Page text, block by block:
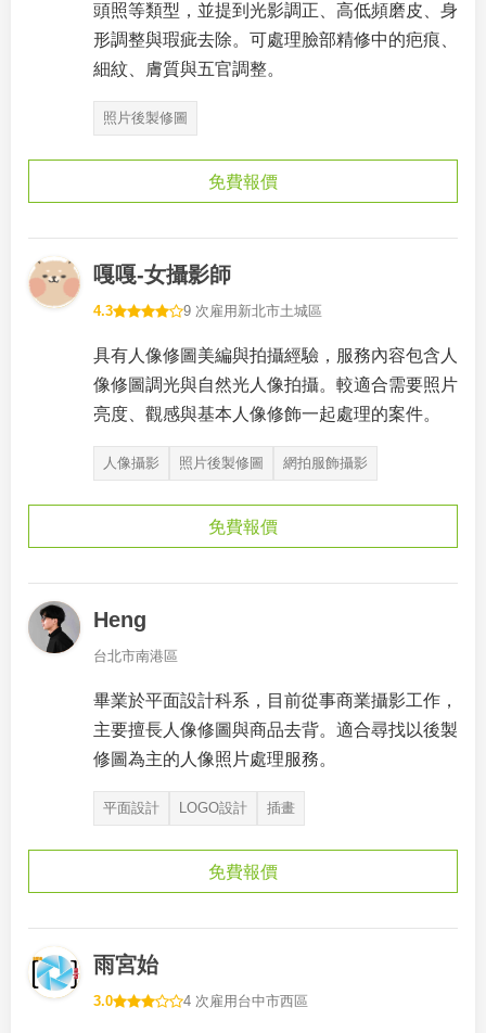
頭照等類型，並提到光影調正、高低頻磨皮、身
形調整與瑕疵去除。可處理臉部精修中的疤痕、
細紋、膚質與五官調整。
照片後製修圖
免費報價
嘎嘎-女攝影師
4.3 9 次雇用 新北市土城區
具有人像修圖美編與拍攝經驗，服務內容包含人
像修圖調光與自然光人像拍攝。較適合需要照片
亮度、觀感與基本人像修飾一起處理的案件。
人像攝影 照片後製修圖 網拍服飾攝影
免費報價
Heng
台北市南港區
畢業於平面設計科系，目前從事商業攝影工作，
主要擅長人像修圖與商品去背。適合尋找以後製
修圖為主的人像照片處理服務。
平面設計 LOGO設計 插畫
免費報價
雨宮始
3.0 4 次雇用 台中市西區